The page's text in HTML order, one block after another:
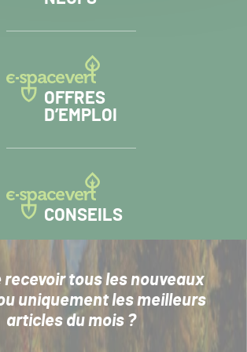
OFFRES
D’EMPLOI
CONSEILS
recevoir tous les nouveaux
uniquement les meilleurs
articles du mois ?